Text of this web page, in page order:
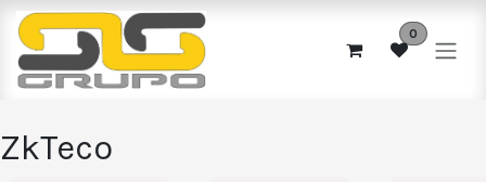
Ir al contenido
0
ZkTeco